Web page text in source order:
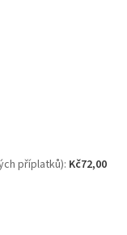
příplatků): Kč72,00